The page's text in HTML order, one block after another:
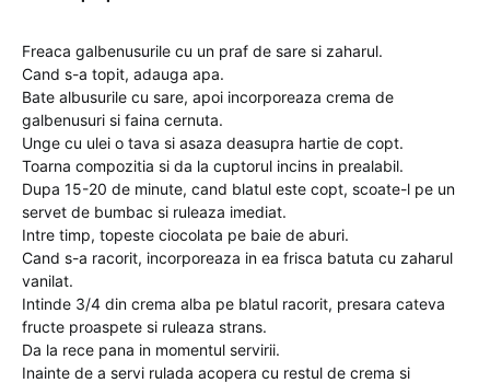
Freaca galbenusurile cu un praf de sare si zaharul.
Cand s-a topit, adauga apa.
Bate albusurile cu sare, apoi incorporeaza crema de
galbenusuri si faina cernuta.
Unge cu ulei o tava si asaza deasupra hartie de copt.
Toarna compozitia si da la cuptorul incins in prealabil.
Dupa 15-20 de minute, cand blatul este copt, scoate-l pe un
servet de bumbac si ruleaza imediat.
Intre timp, topeste ciocolata pe baie de aburi.
Cand s-a racorit, incorporeaza in ea frisca batuta cu zaharul
vanilat.
Intinde 3/4 din crema alba pe blatul racorit, presara cateva
fructe proaspete si ruleaza strans.
Da la rece pana in momentul servirii.
Inainte de a servi rulada acopera cu restul de crema si